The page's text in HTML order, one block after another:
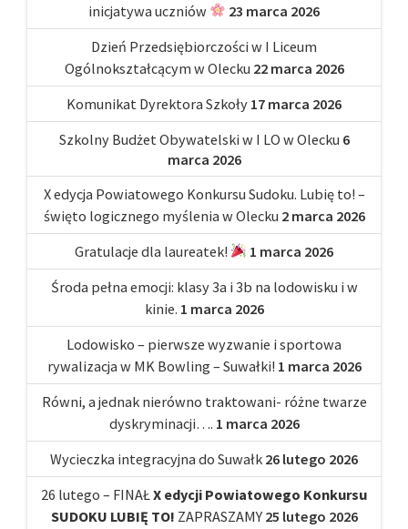
inicjatywa uczniów
23 marca 2026
Dzień Przedsiębiorczości w I Liceum
Ogólnokształcącym w Olecku 22 marca 2026
Komunikat Dyrektora Szkoły 17 marca 2026
Szkolny Budżet Obywatelski w I LO w Olecku 6
marca 2026
X edycja Powiatowego Konkursu Sudoku. Lubię to! –
święto logicznego myślenia w Olecku 2 marca 2026
Gratulacje dla laureatek!
1 marca 2026
Środa pełna emocji: klasy 3a i 3b na lodowisku i w
kinie. 1 marca 2026
Lodowisko – pierwsze wyzwanie i sportowa
rywalizacja w MK Bowling – Suwałki! 1 marca 2026
Równi, a jednak nierówno traktowani- różne twarze
dyskryminacji…. 1 marca 2026
Wycieczka integracyjna do Suwałk 26 lutego 2026
26 lutego – FINAŁ X edycji Powiatowego Konkursu
SUDOKU LUBIĘ TO! ZAPRASZAMY 25 lutego 2026